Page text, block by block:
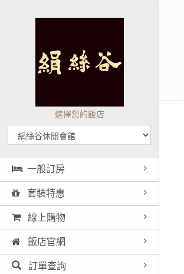
選擇您的飯店
一般訂房
套裝特惠
線上購物
飯店官網
訂單查詢